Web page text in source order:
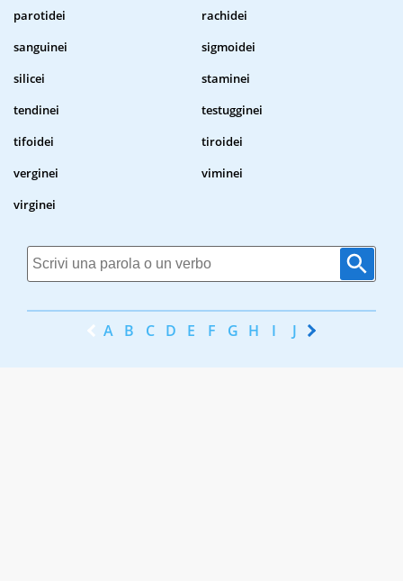
parotidei
rachidei
sanguinei
sigmoidei
silicei
staminei
tendinei
testugginei
tifoidei
tiroidei
verginei
viminei
virginei
A B C D E F G H I J K